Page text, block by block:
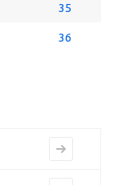
35
36